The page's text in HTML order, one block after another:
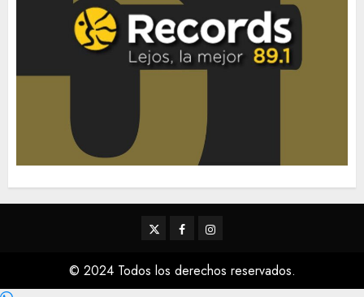
TwitterFacebookInstagram
© 2024 Todos los derechos reservados.